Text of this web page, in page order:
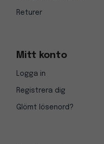
Returer
Mitt konto
Logga in
Registrera dig
Glömt lösenord?